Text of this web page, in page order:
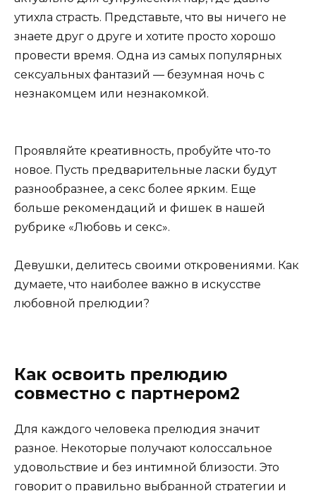
утихла страсть. Представьте, что вы ничего не
знаете друг о друге и хотите просто хорошо
провести время. Одна из самых популярных
сексуальных фантазий — безумная ночь с
незнакомцем или незнакомкой.
Проявляйте креативность, пробуйте что-то
новое. Пусть предварительные ласки будут
разнообразнее, а секс более ярким. Еще
больше рекомендаций и фишек в нашей
рубрике «Любовь и секс».
Девушки, делитесь своими откровениями. Как
думаете, что наиболее важно в искусстве
любовной прелюдии?
Как освоить прелюдию
совместно с партнером2
Для каждого человека прелюдия значит
разное. Некоторые получают колоссальное
удовольствие и без интимной близости. Это
говорит о правильно выбранной стратегии и